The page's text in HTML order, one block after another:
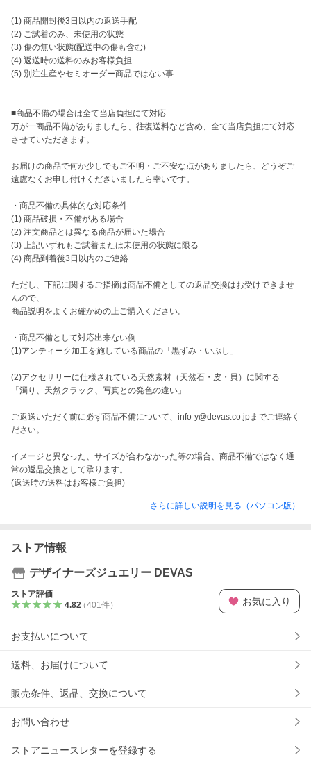
(1) 商品開封後3日以内の返送手配
(2) ご試着のみ、未使用の状態
(3) 傷の無い状態(配送中の傷も含む)
(4) 返送時の送料のみお客様負担
(5) 別注生産やセミオーダー商品ではない事
■商品不備の場合は全て当店負担にて対応
万が一商品不備がありましたら、往復送料など含め、全て当店負担にて対応
させていただきます。
お届けの商品で何か少しでもご不明・ご不安な点がありましたら、どうぞご
遠慮なくお申し付けくださいましたら幸いです。
・商品不備の具体的な対応条件
(1) 商品破損・不備がある場合
(2) 注文商品とは異なる商品が届いた場合
(3) 上記いずれもご試着または未使用の状態に限る
(4) 商品到着後3日以内のご連絡
ただし、下記に関するご指摘は商品不備としての返品交換はお受けできませ
んので、
商品説明をよくお確かめの上ご購入ください。
・商品不備として対応出来ない例
(1)アンティーク加工を施している商品の「黒ずみ・いぶし」
(2)アクセサリーに仕様されている天然素材（天然石・皮・貝）に関する
「濁り、天然クラック、写真との発色の違い」
ご返送いただく前に必ず商品不備について、info-y@devas.co.jpまでご連絡く
ださい。
イメージと異なった、サイズが合わなかった等の場合、商品不備ではなく通
常の返品交換として承ります。
(返送時の送料はお客様ご負担)
さらに詳しい説明を見る（パソコン版）
ストア情報
デザイナーズジュエリー DEVAS
ストア評価
4.82（401 件） お気に入り
お支払いについて
送料、お届けについて
販売条件、返品、交換について
お問い合わせ
ストアニュースレターを登録する